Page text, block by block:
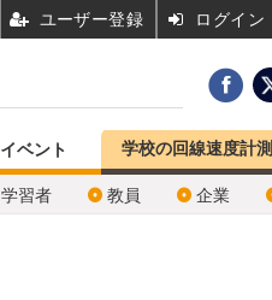
イベント
学習者 教員 企業
学校の回線速度計測
ユーザー登録 ログイン